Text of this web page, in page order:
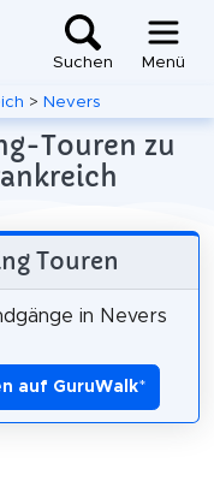
Suchen Menü
> Nevers
Touren zu
Touren
in Nevers
auf GuruWalk*